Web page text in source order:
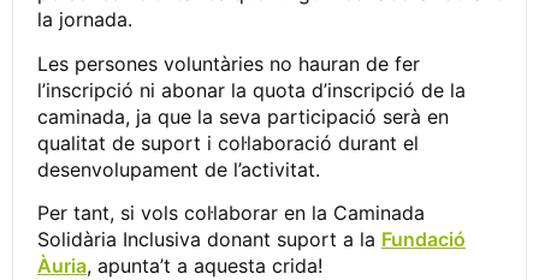
la jornada.
Les persones voluntàries no hauran de fer
l’inscripció ni abonar la quota d’inscripció de la
caminada, ja que la seva participació serà en
qualitat de suport i col·laboració durant el
desenvolupament de l’activitat.
Per tant, si vols col·laborar en la Caminada
Solidària Inclusiva donant suport a la Fundació
Àuria, apunta’t a aquesta crida!